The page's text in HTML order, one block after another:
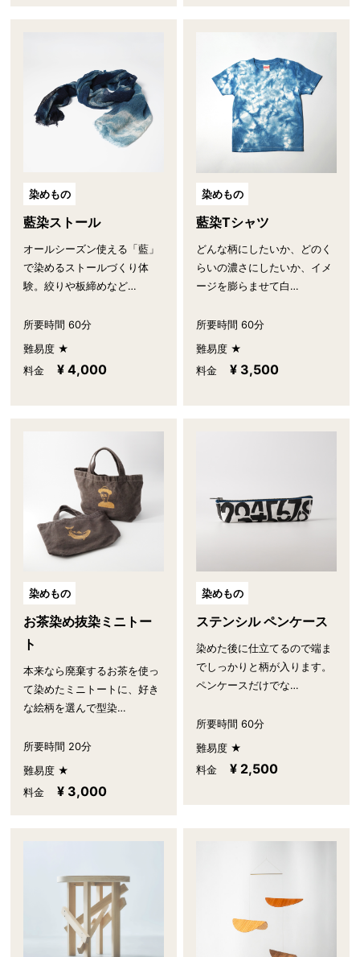
染めもの
藍染ストール
オールシーズン使える「藍」
で染めるストールづくり体
験。絞りや板締めなど…
所要時間 60分
難易度 ★
料金
¥ 4,000
染めもの
藍染Tシャツ
どんな柄にしたいか、どのく
らいの濃さにしたいか、イメ
ージを膨らませて白…
所要時間 60分
難易度 ★
料金
¥ 3,500
染めもの
お茶染め抜染ミニトー
ト
本来なら廃棄するお茶を使っ
て染めたミニトートに、好き
な絵柄を選んで型染…
所要時間 20分
難易度 ★
料金
¥ 3,000
染めもの
ステンシル ペンケース
染めた後に仕立てるので端ま
でしっかりと柄が入ります。
ペンケースだけでな…
所要時間 60分
難易度 ★
料金
¥ 2,500